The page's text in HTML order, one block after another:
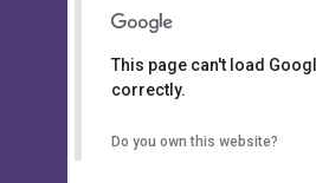
Secondary Education,
Sylhet
This page can't load